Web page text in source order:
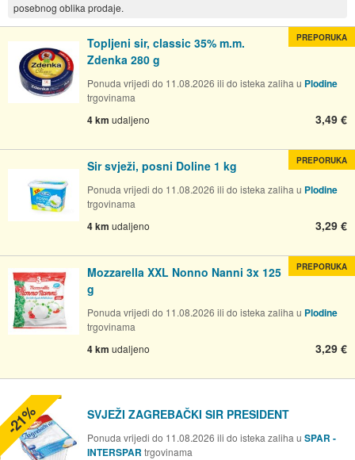
posebnog oblika prodaje.
Topljeni sir, classic 35% m.m.
Zdenka 280 g
Ponuda vrijedi do 11.08.2026 ili do isteka zaliha u Plodine
trgovinama
4 km udaljeno 3,49 €
PREPORUKA
Sir svježi, posni Doline 1 kg
Ponuda vrijedi do 11.08.2026 ili do isteka zaliha u Plodine
trgovinama
4 km udaljeno 3,29 €
PREPORUKA
Mozzarella XXL Nonno Nanni 3x 125
g
Ponuda vrijedi do 11.08.2026 ili do isteka zaliha u Plodine
trgovinama
4 km udaljeno 3,29 €
PREPORUKA
SVJEŽI ZAGREBAČKI SIR PRESIDENT
Ponuda vrijedi do 11.08.2026 ili do isteka zaliha u SPAR -
INTERSPAR trgovinama
-21%